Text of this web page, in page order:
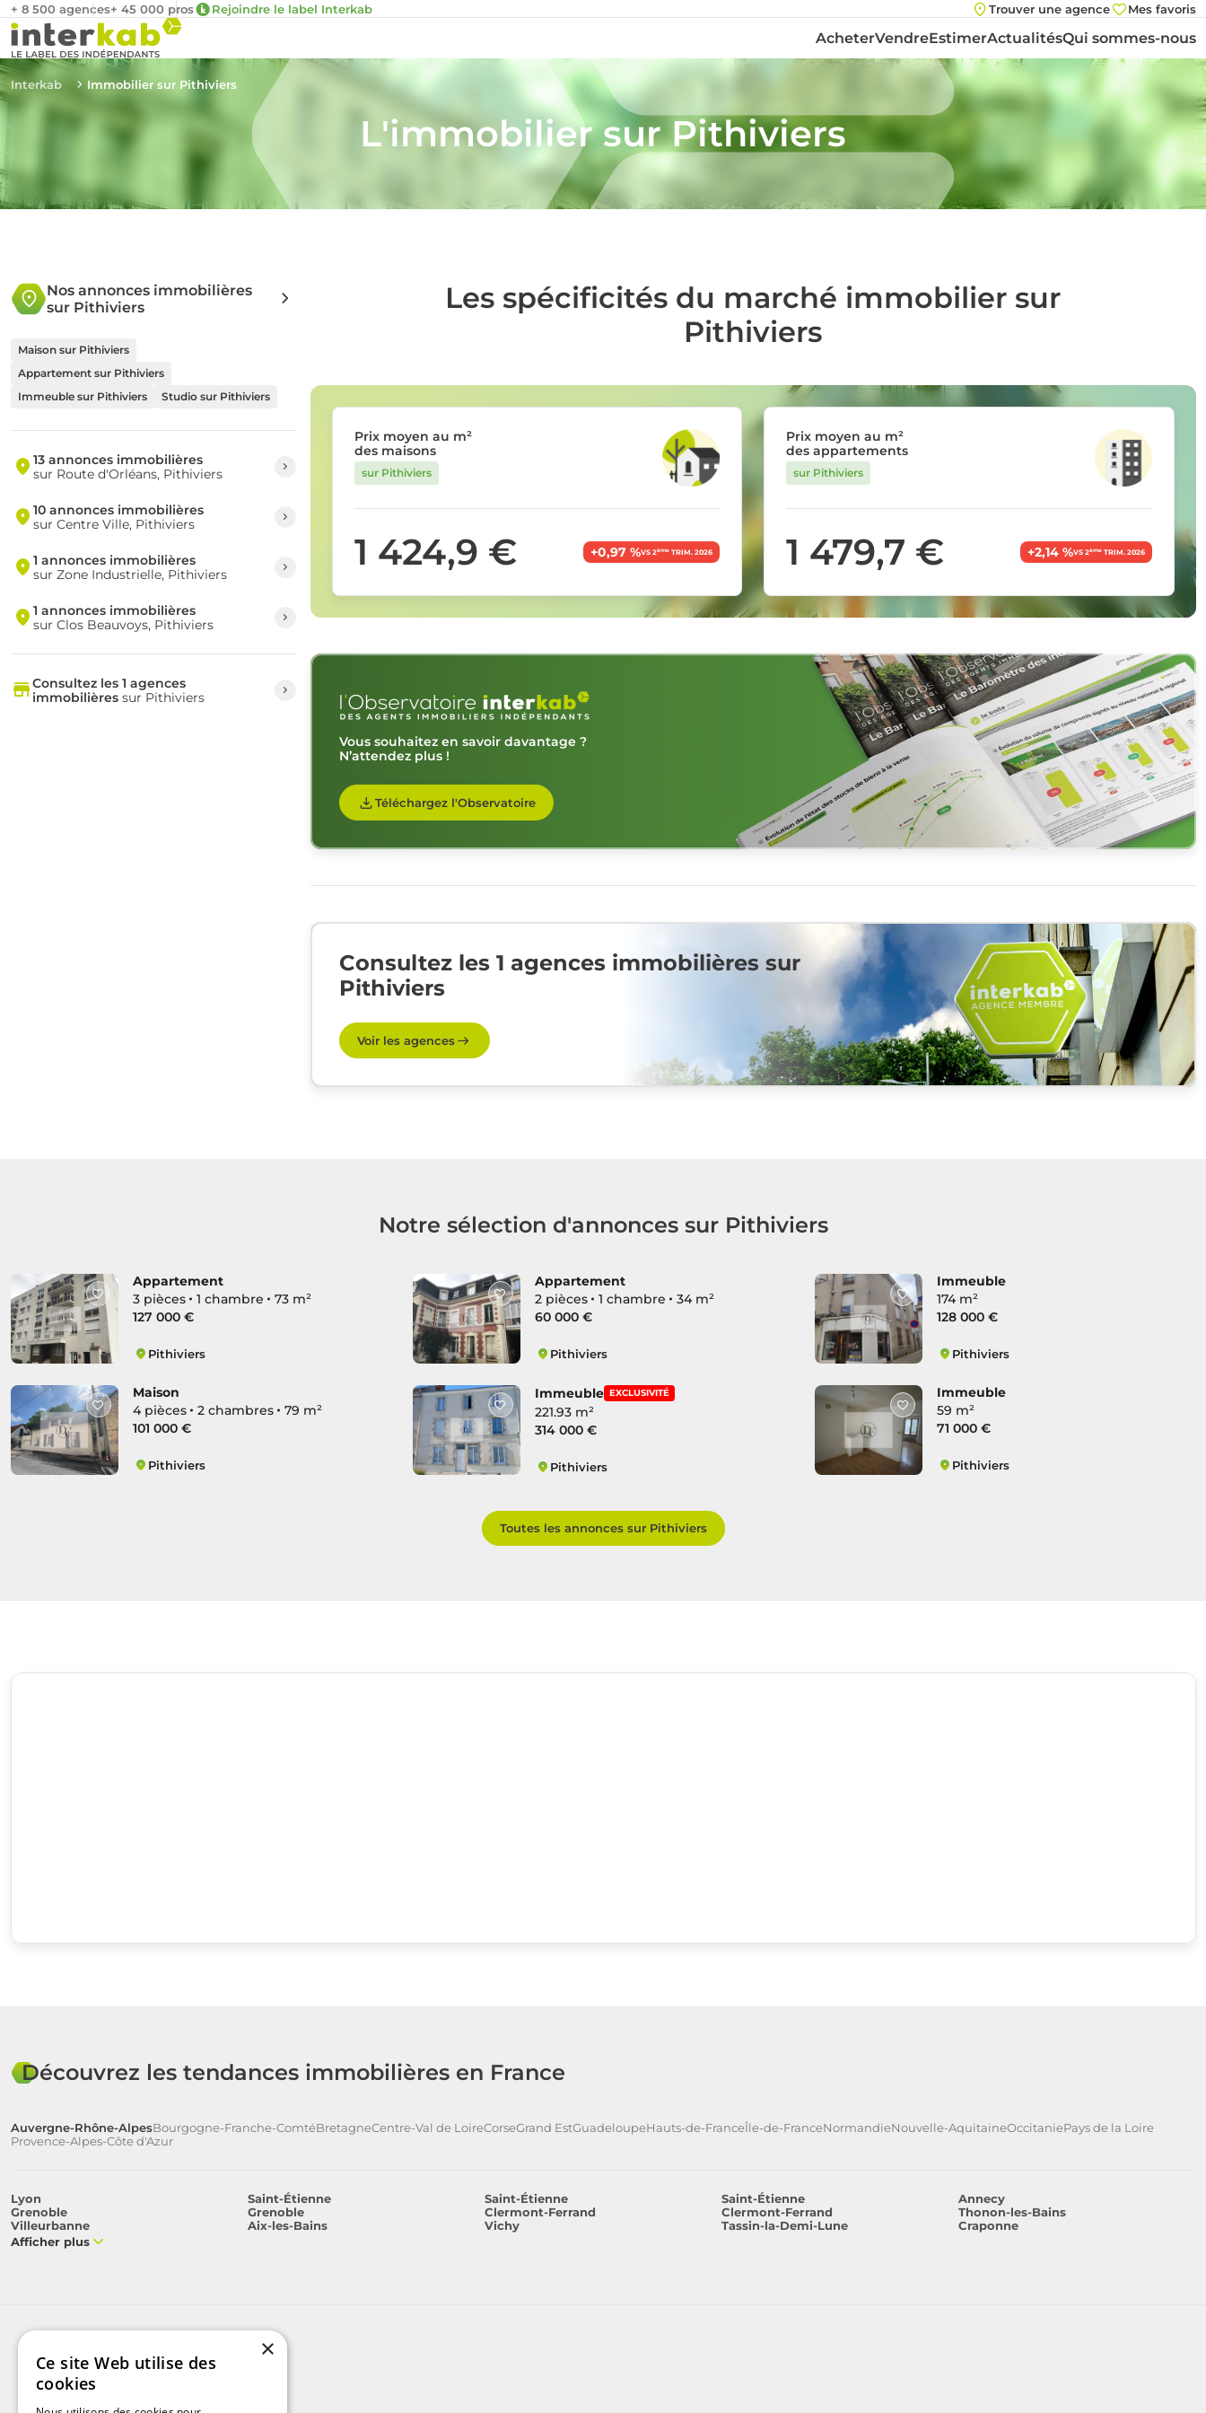
+ 8 500 agences+ 45 000 pros Rejoindre le label Interkab Trouver une agence Mes favoris
AcheterVendreEstimerActualitésQui sommes-nous
Interkab Immobilier sur Pithiviers
L'immobilier sur Pithiviers
Nos annonces immobilières
sur Pithiviers
Maison sur Pithiviers
Appartement sur Pithiviers
Immeuble sur Pithiviers
Studio sur Pithiviers
13 annonces immobilières
sur Route d'Orléans, Pithiviers
10 annonces immobilières
sur Centre Ville, Pithiviers
1 annonces immobilières
sur Zone Industrielle, Pithiviers
1 annonces immobilières
sur Clos Beauvoys, Pithiviers
Consultez les 1 agences
immobilièressur Pithiviers
Les spécificités du marché immobilier sur
Pithiviers
Prix moyen au m²
des maisons
sur Pithiviers
1 424,9 € +0,97 %VS 2ème TRIM. 2026
Prix moyen au m²
des appartements
sur Pithiviers
1 479,7 € +2,14 %VS 2èmeTRIM. 2026
Vous souhaitez en savoir davantage ?
N’attendez plus !
Téléchargez l'Observatoire
Consultez les 1 agences immobilières sur
Pithiviers
Voir les agences
Notre sélection d'annonces sur Pithiviers
Appartement
3 pièces
1 chambre
73 m²
127 000 €
Pithiviers
Appartement
2 pièces
1 chambre
34 m²
60 000 €
Pithiviers
Immeuble
174 m²
128 000 €
Pithiviers
Maison
4 pièces
2 chambres
79 m²
101 000 €
Pithiviers
Immeuble EXCLUSIVITÉ
221.93 m²
314 000 €
Pithiviers
Immeuble
59 m²
71 000 €
Pithiviers
Toutes les annonces sur Pithiviers
Découvrez les tendances immobilières en France
Auvergne-Rhône-AlpesBourgogne-Franche-ComtéBretagneCentre-Val de LoireCorseGrand EstGuadeloupeHauts-de-FranceÎle-de-FranceNormandieNouvelle-AquitaineOccitaniePays de la Loire
Provence-Alpes-Côte d'Azur
Lyon Saint-Étienne Saint-Étienne Saint-Étienne
Annecy
Grenoble
Grenoble Clermont-Ferrand Clermont-Ferrand
Thonon-les-Bains
Villeurbanne
Aix-les-Bains Vichy Tassin-la-Demi-Lune
Craponne
Afficher plus
×
Ce site Web utilise des
cookies